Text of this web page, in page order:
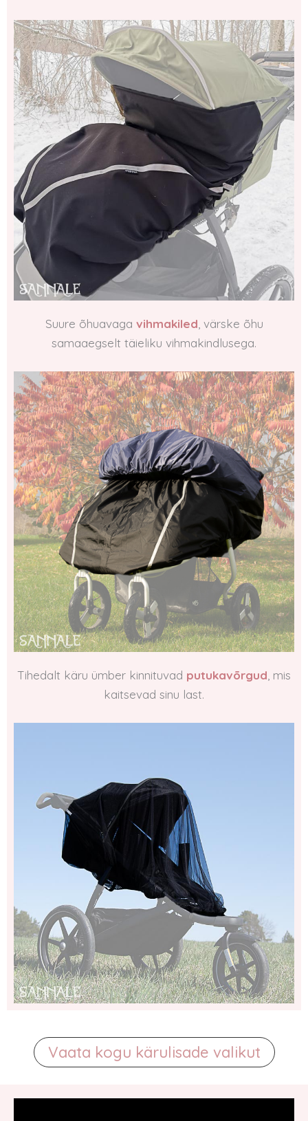
Suure õhuavaga vihmakiled , värske õhu
samaaegselt täieliku vihmakindlusega.
Tihedalt käru ümber kinnituvad putukavõrgud , mis
kaitsevad sinu last.
Vaata kogu kärulisade valikut